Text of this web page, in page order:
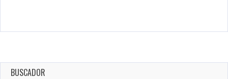
BUSCADOR